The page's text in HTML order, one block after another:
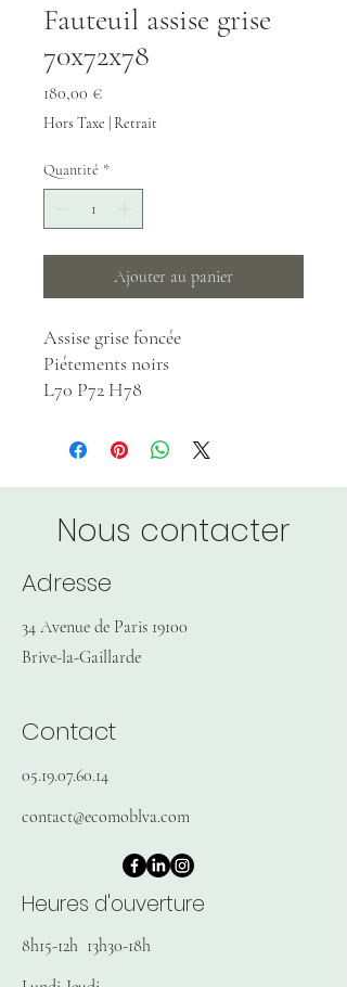
Fauteuil assise grise
70x72x78
180,00 €Prix
Hors Taxe Retrait
Quantité *
Ajouter au panier
Assise grise foncée
Piétements noirs
L70 P72 H78
Nous contacter
Adresse
34 Avenue de Paris 19100
Brive-la-Gaillarde
Contact
05.19.07.60.14
contact@ecomoblva.com
Heures d'ouverture
8h15-12h 13h30-18h